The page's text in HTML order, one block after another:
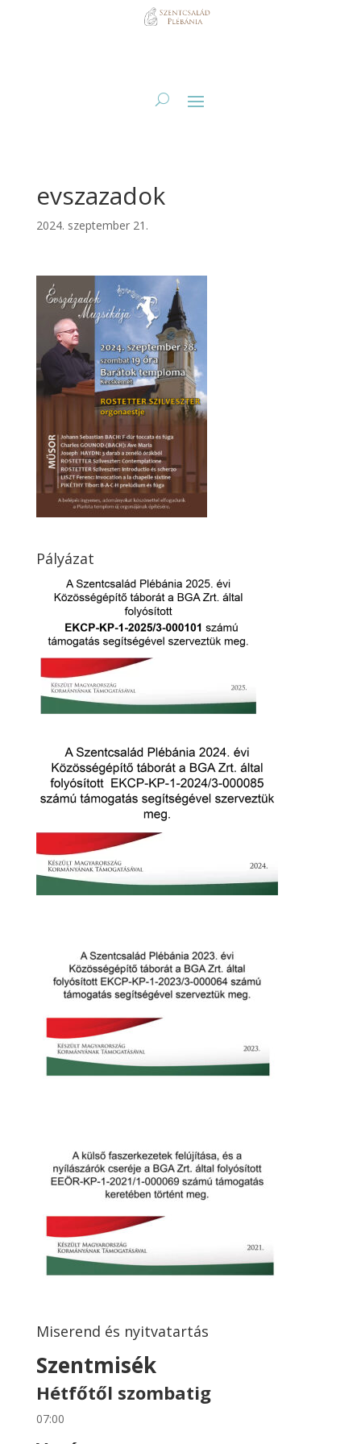
evszazadok
2024. szeptember 21.
Pályázat
Miserend és nyitvatartás
Szentmisék
Hétfőtől szombatig
07:00